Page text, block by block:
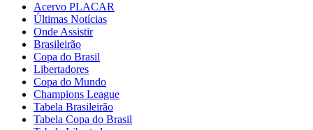
Acervo PLACAR
Últimas Notícias
Onde Assistir
Brasileirão
Copa do Brasil
Libertadores
Copa do Mundo
Champions League
Tabela Brasileirão
Tabela Copa do Brasil